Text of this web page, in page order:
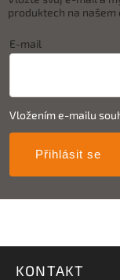
produktech na našem
E-mail
Vložením e-mailu
Přihlásit se
KONTAKT